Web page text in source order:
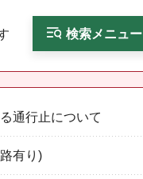
検索メニュー
通行止について
有り)